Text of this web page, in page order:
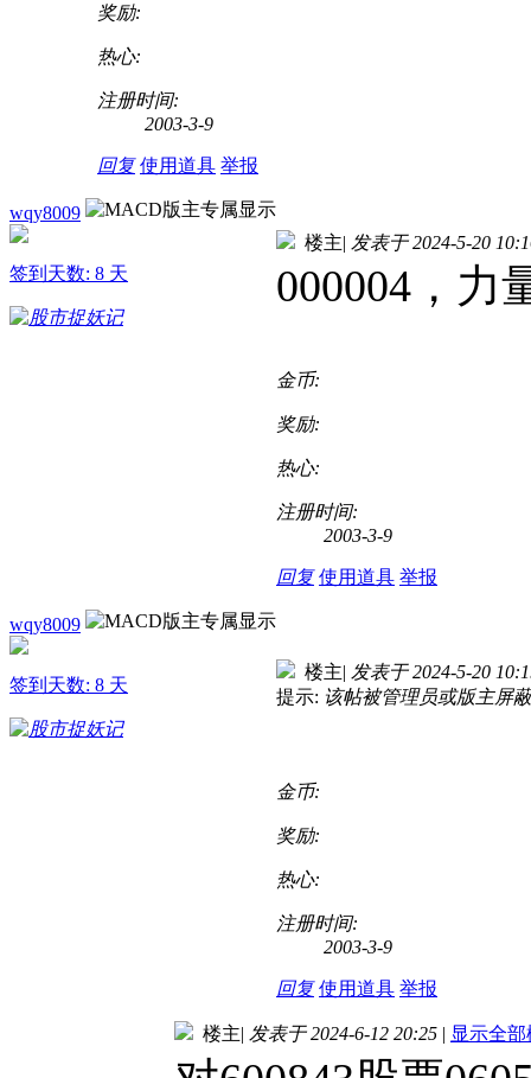
奖励:
热心:
注册时间:
2003-3-9
回复 使用道具 举报
wqy8009
签到天数: 8 天
楼主| 发表于 2024-5-20
000004，力
金币:
奖励:
热心:
注册时间:
2003-3-9
回复 使用道具 举报
wqy8009
签到天数: 8 天
楼主| 发表于 2024-5-20
提示: 该帖被管理员或版主屏蔽
金币:
奖励:
热心:
注册时间:
2003-3-9
回复 使用道具 举报
楼主| 发表于 2024-6-12 20:25 | 显示全部